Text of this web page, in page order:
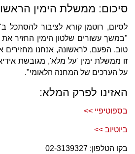
סיכום: ממשלת הימין
לסיום, רוטמן קורא לציבור להסתכל
"במשך עשורים שלטון הימין החזיר
טוב. הפעם, לראשונה, אנחנו מחזירים
זו ממשלת ימין 'על מלא', מגובשת
על הערכים של המחנה הלאומי".
האזינו לפרק המלא:
בספוטיפיי >>
ביוטיוב >>
בקו הטלפון: 02-3139327